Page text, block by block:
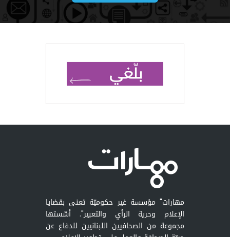
مهارات" مؤسسة غير حكوميّة تعنى بقضايا
الإعلام وحرية الرأي والتعبير". أسّستها
مجموعة من الصحافيين اللبنانيين للدفاع عن